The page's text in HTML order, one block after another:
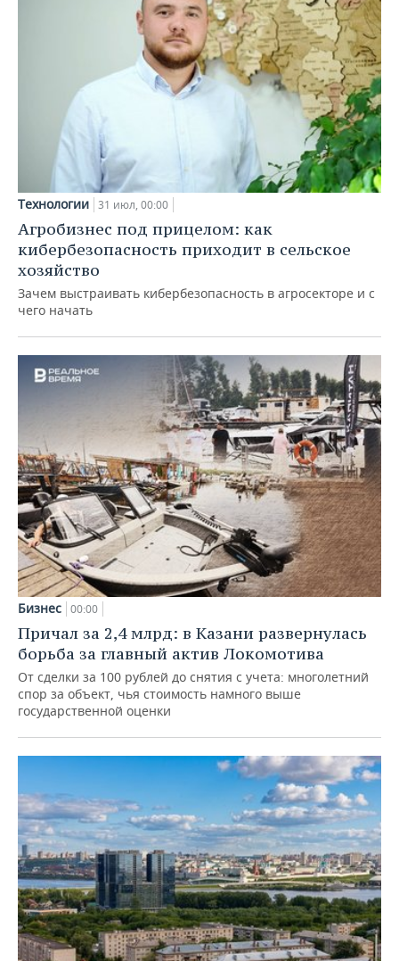
Технологии 31 июл, 00:00
Агробизнес под прицелом: как
кибербезопасность приходит в сельское
хозяйство
Зачем выстраивать кибербезопасность в агросекторе и с
чего начать
Бизнес 00:00
Причал за 2,4 млрд: в Казани развернулась
борьба за главный актив Локомотива
От сделки за 100 рублей до снятия с учета: многолетний
спор за объект, чья стоимость намного выше
государственной оценки